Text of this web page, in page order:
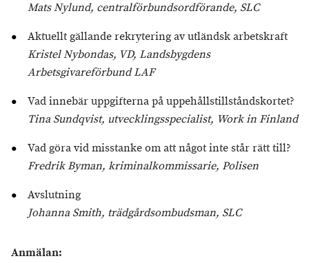
Mats Nylund, centralförbundsordförande, SLC
Aktuellt gällande rekrytering av utländsk arbetskraft
Kristel Nybondas, VD, Landsbygdens
Arbetsgivareförbund LAF
Vad innebär uppgifterna på uppehållstillståndskortet?
Tina Sundqvist, utvecklingsspecialist, Work in Finland
Vad göra vid misstanke om att något inte står rätt till?
Fredrik Byman, kriminalkommissarie, Polisen
Avslutning
Johanna Smith, trädgårdsombudsman, SLC
Anmälan: